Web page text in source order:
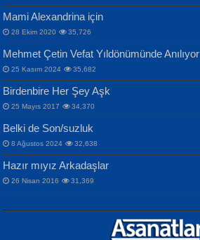
MAHMUT GÜRBÜZ
İbrahim Olmak ve Bitirebilmek...
NURAN KÖSE BAYDAR
Songül Özel
Mahzen...
NAZIM HİKMET RAN
Bir Cezaevinde, Tecritteki Adamın
Mektupları...
Mami Alexandrina için
28 Ekim 2020 35,726
Mehmet Çetin Vefat Yıldönümünde Anılıyor
25 Kasım 2024 35,682
Birdenbire Her Şey Aşk
25 Mayıs 2017 34,370
Belki de Son/suzluk
8 Ağustos 2024 32,638
Hazır mıyız Arkadaşlar
26 Nisan 2016 31,369